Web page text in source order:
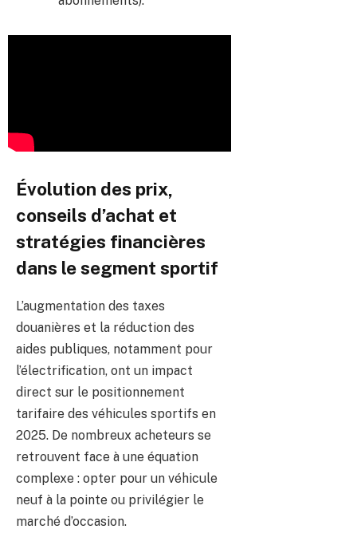
Évolution des prix,
conseils d’achat et
stratégies financières
dans le segment sportif
L’augmentation des taxes
douanières et la réduction des
aides publiques, notamment pour
l’électrification, ont un impact
direct sur le positionnement
tarifaire des véhicules sportifs en
2025. De nombreux acheteurs se
retrouvent face à une équation
complexe : opter pour un véhicule
neuf à la pointe ou privilégier le
marché d’occasion.